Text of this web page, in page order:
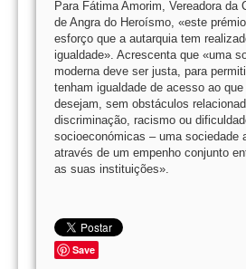
Para Fátima Amorim, Vereadora da
de Angra do Heroísmo, «este
esforço que a autarquia tem
igualdade». Acrescenta que «uma
moderna deve ser justa, para
tenham igualdade de acesso ao
desejam, sem obstáculos
discriminação, racismo ou
socioeconómicas – uma sociedade
através de um empenho conjunto
as suas instituições».
Save